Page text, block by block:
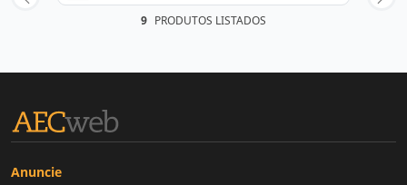
9 PRODUTOS LISTADOS
Anuncie